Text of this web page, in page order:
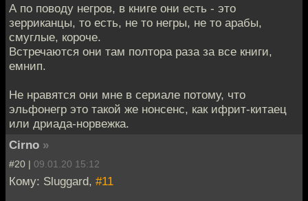
А по поводу негров, в книге они есть - это
зерриканцы, то есть, не то негры, не то арабы,
смуглые, короче.
Встречаются они там полтора раза за все книги,
емнип.
Не нравятся они мне в сериале потому, что
эльфонегр это такой же нонсенс, как ифрит-китаец
или дриада-норвежка.
Cirno »
#20 | 09.01.20 15:12
Кому: Sluggard, #11